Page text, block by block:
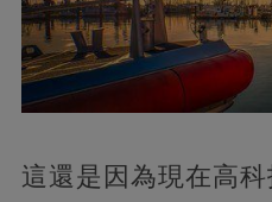
這還是因為現在高